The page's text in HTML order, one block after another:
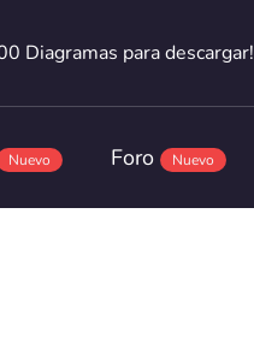
Diagramas para descargar!
Diagramas para descargar!
Nuevo Foro Nuevo